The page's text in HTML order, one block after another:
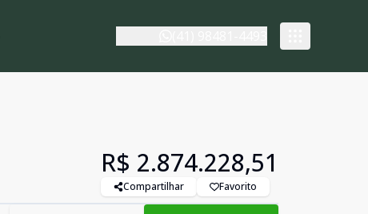
R$ 2.874.228,51
Compartilhar Favorito